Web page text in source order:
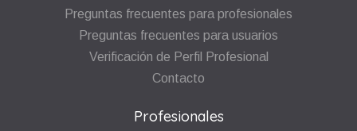
Preguntas frecuentes para profesionales
Preguntas frecuentes para usuarios
Verificación de Perfil Profesional
Contacto
Profesionales